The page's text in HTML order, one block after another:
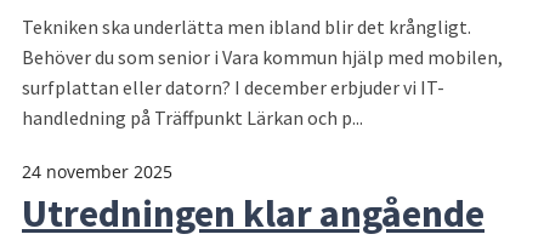
Tekniken ska underlätta men ibland blir det krångligt.
Behöver du som senior i Vara kommun hjälp med mobilen,
surfplattan eller datorn? I december erbjuder vi IT-
handledning på Träffpunkt Lärkan och p...
24 november 2025
Utredningen klar angående